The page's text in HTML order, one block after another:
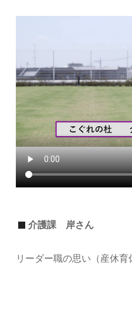
介護課 岸さん
リーダー職の思い（産休育